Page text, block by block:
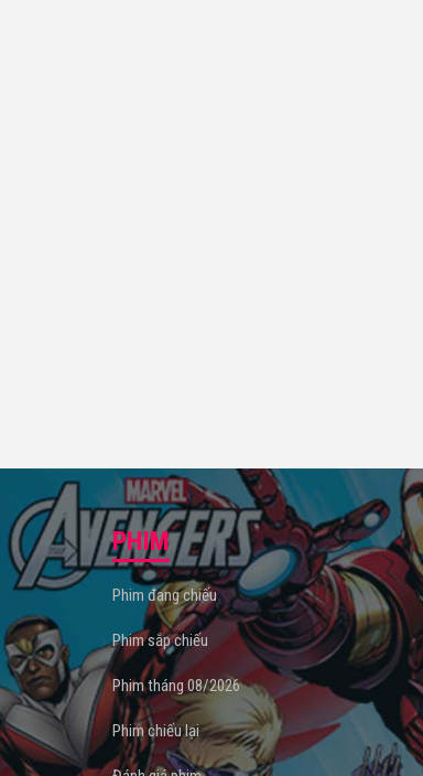
PHIM
Phim đang chiếu
Phim sắp chiếu
Phim tháng 08/2026
Phim chiếu lại